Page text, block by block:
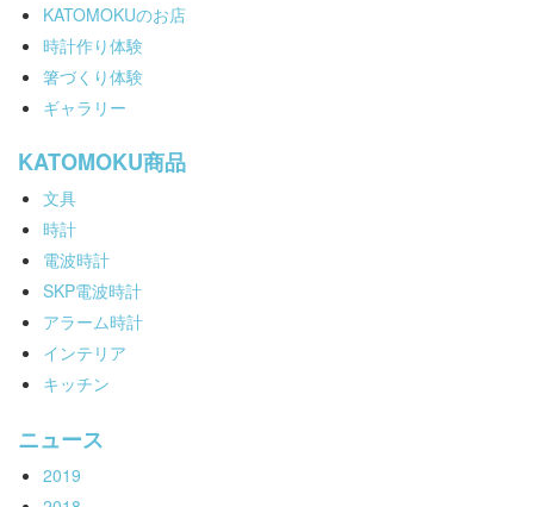
KATOMOKUのお店
時計作り体験
箸づくり体験
ギャラリー
KATOMOKU商品
文具
時計
電波時計
SKP電波時計
アラーム時計
インテリア
キッチン
ニュース
2019